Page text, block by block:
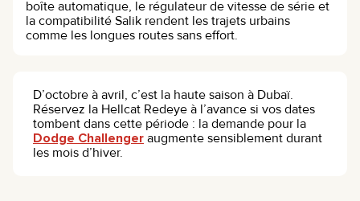
boîte automatique, le régulateur de vitesse de série et
la compatibilité Salik rendent les trajets urbains
comme les longues routes sans effort.
D’octobre à avril, c’est la haute saison à Dubaï.
Réservez la Hellcat Redeye à l’avance si vos dates
tombent dans cette période : la demande pour la
Dodge Challenger augmente sensiblement durant
les mois d’hiver.